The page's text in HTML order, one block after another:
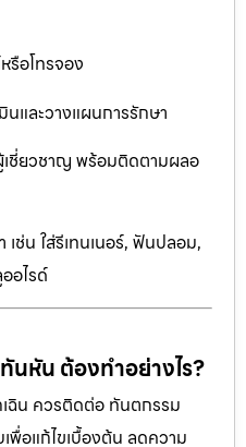
อโทรจอง
และวางแผนการรักษา
เชี่ยวชาญ พร้อมติดตามผลอ
ช่น ใส่รีเทนเนอร์, ฟันปลอม,
อไรด์
นหัน ต้องทำอย่างไร?
ฉิน ควรติดต่อ ทันตกรรม
พื่อแก้ไขเบื้องต้น ลดความ